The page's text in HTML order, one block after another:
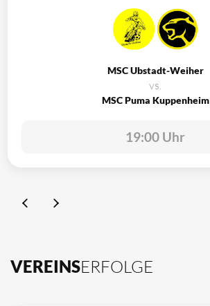
MSC Ubstadt-Weiher
vs.
MSC Puma Kuppenheim
19:00 Uhr
VEREINSERFOLGE